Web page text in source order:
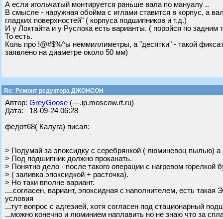
А если игольчатый монтируется раньше вала по мануалу ..
В смысле - наружная обойма с иглами ставится в корпус, а
гладких поверхностей" ( корпуса подшипников и т.д.)
И у Локтайта и у Руслока есть варианты. ( поройся по
То есть.
Коль про !@#$%^ы неммиллиметры, а "десятки" - такой
заявлено на диаметре около 50 мм)
Re: Ремонт редуктора ДЖОНСОН
Автор: GreyGoose (---.ip.moscow.rt.ru)
Дата: 18-09-24 06:28
федот68( Калуга) писал:
> Подумай за эпоксидку с серебрянкой ( люминевоц пылью) а
> Под подшипник должно проканать.
> Понятно дело - после такого операции с нагревом горелкой
> ( заливка эпоксидкой + расточка).
> Но таки вполне вариант.
....согласен, вариант, эпоксидная с наполнителем, есть
условия
...тут вопрос с адгезией, хотя согласен под стационарный
...можно конечно и люминием наплавить но не знаю что за